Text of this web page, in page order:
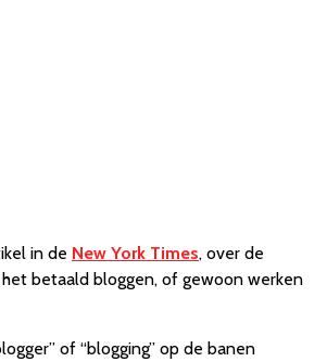
in de New York Times, over de
betaald bloggen, of gewoon werken
of “blogging” op de banen